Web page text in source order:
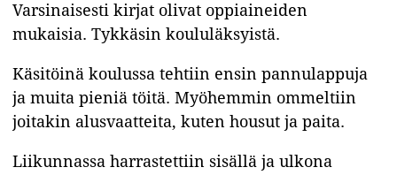
Varsinaisesti kirjat olivat oppiaineiden
mukaisia. Tykkäsin koululäksyistä.
Käsitöinä koulussa tehtiin ensin pannulappuja
ja muita pieniä töitä. Myöhemmin ommeltiin
joitakin alusvaatteita, kuten housut ja paita.
Liikunnassa harrastettiin sisällä ja ulkona